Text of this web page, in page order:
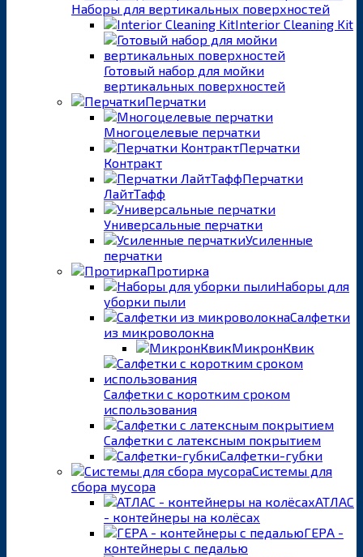
Наборы для вертикальных поверхностей
Interior Cleaning Kit
Готовый набор для мойки
вертикальных поверхностей
Перчатки
Многоцелевые перчатки
Перчатки
Контракт
Перчатки
ЛайтТафф
Универсальные перчатки
Усиленные
перчатки
Протирка
Наборы для
уборки пыли
Салфетки
из микроволокна
МикронКвик
Салфетки с коротким сроком
использования
Салфетки с латексным покрытием
Салфетки-губки
Системы для
сбора мусора
АТЛАС
- контейнеры на колёсах
ГЕРА -
контейнеры с педалью